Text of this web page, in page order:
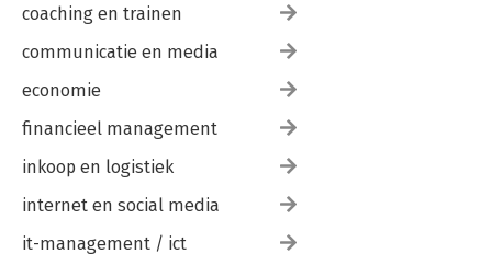
coaching en trainen
communicatie en media
economie
financieel management
inkoop en logistiek
internet en social media
it-management / ict